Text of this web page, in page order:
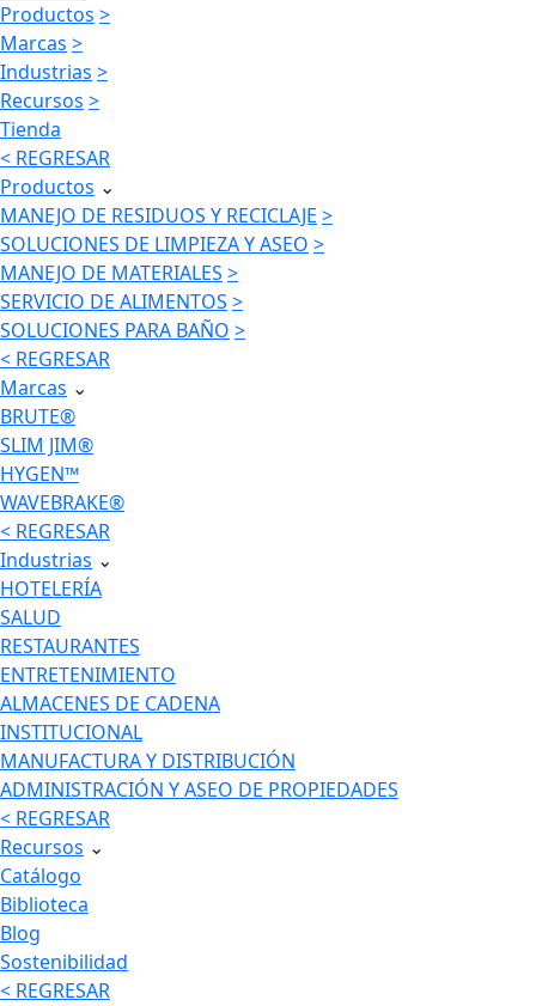
Productos >
Marcas >
Industrias >
Recursos >
Tienda
< REGRESAR
Productos ⌄
MANEJO DE RESIDUOS Y RECICLAJE >
SOLUCIONES DE LIMPIEZA Y ASEO >
MANEJO DE MATERIALES >
SERVICIO DE ALIMENTOS >
SOLUCIONES PARA BAÑO >
< REGRESAR
Marcas ⌄
BRUTE®
SLIM JIM®
HYGEN™
WAVEBRAKE®
< REGRESAR
Industrias ⌄
HOTELERÍA
SALUD
RESTAURANTES
ENTRETENIMIENTO
ALMACENES DE CADENA
INSTITUCIONAL
MANUFACTURA Y DISTRIBUCIÓN
ADMINISTRACIÓN Y ASEO DE PROPIEDADES
< REGRESAR
Recursos ⌄
Catálogo
Biblioteca
Blog
Sostenibilidad
< REGRESAR